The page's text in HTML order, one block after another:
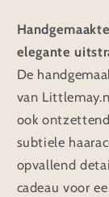
elegante
De
van
ook
subtiele
opvallend
cadeau voor